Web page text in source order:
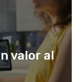
valor al